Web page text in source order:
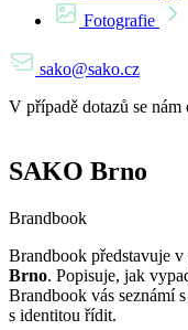
Fotografie
sako@sako.cz
V případě dotazů se nám
SAKO Brno
Brandbook
Brandbook představuje v
Brno. Popisuje, jak
Brandbook vás seznámí
s identitou řídit.